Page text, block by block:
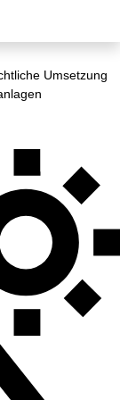
Umsetzung